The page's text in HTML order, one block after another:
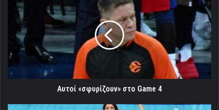
«σφυρίζουν»
Game
Αυτοί «σφυρίζουν» στο Game 4